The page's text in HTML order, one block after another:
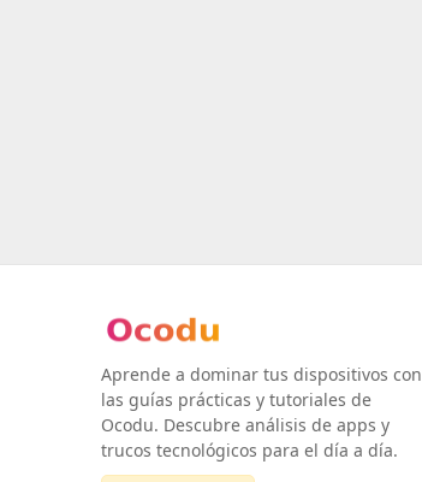
Aprende a dominar tus dispositivos con
las guías prácticas y tutoriales de
Ocodu. Descubre análisis de apps y
trucos tecnológicos para el día a día.